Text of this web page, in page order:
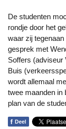
De studenten mochten met enkele ouderen van Coloriet een
rondje door het
waar zij
gesprek met
Soffers (adviseur
Buis
wordt allemaal
twee maanden in
plan van de
f Deel